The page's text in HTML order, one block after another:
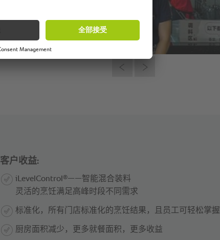
客户收益:
iLevelControl ®——智能混合装料
灵活的烹饪满足高峰时段不同需求
标准化，所有门店标准化的烹饪结果，且员工可轻松掌握
厨房面积减少，更多就餐面积，更多收益